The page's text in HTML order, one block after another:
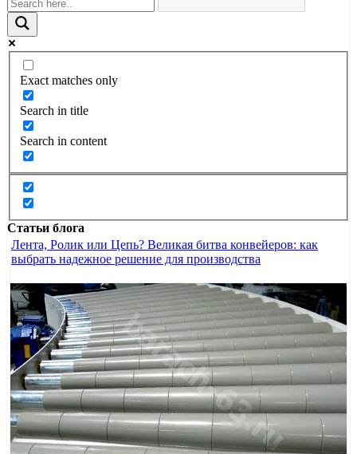
Exact matches only
Search in title
Search in content
Статьи блога
Лента, Ролик или Цепь? Великая битва конвейеров: как
выбрать надежное решение для производства